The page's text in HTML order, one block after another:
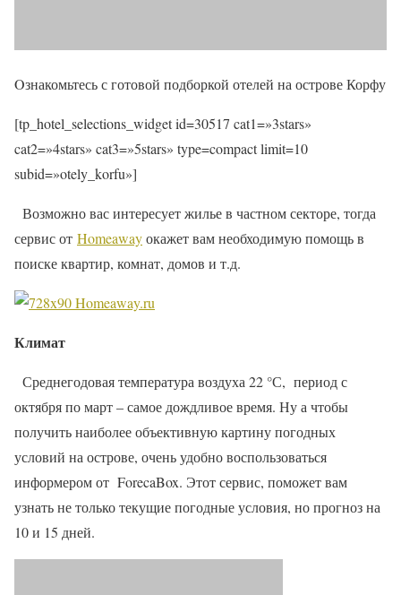
Oзнакомьтесь с готовой подборкой отелей на острове Корфу
[tp_hotel_selections_widget id=30517 cat1=»3stars»
cat2=»4stars» cat3=»5stars» type=compact limit=10
subid=»otely_korfu»]
Возможно вас интересует жилье в частном секторе, тогда
сервис от Homeawayокажет вам необходимую помощь в
поиске квартир, комнат, домов и т.д.
Климат
Среднегодовая температура воздуха 22 °С, период с
октября по март – самое дождливое время. Ну а чтобы
получить наиболее объективную картину погодных
условий на острове, очень удобно воспользоваться
информером от ForecaBox. Этот сервис, поможет вам
узнать не только текущие погодные условия, но прогноз на
10 и 15 дней.